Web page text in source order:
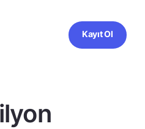
Kayıt Ol